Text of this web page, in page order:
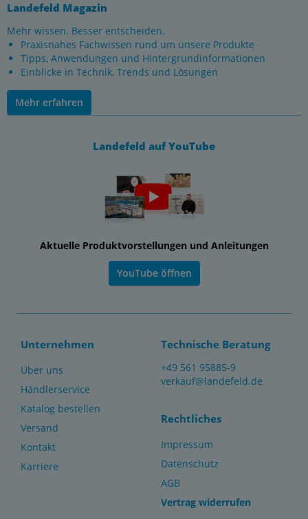
Landefeld Magazin
Mehr wissen. Besser entscheiden.
Praxisnahes Fachwissen rund um unsere Produkte
Tipps, Anwendungen und Hintergrundinformationen
Einblicke in Technik, Trends und Lösungen
Mehr erfahren
Landefeld auf YouTube
Aktuelle Produktvorstellungen und Anleitungen
YouTube öffnen
Unternehmen
Über uns
Händlerservice
Katalog bestellen
Versand
Kontakt
Karriere
Technische Beratung
+49 561 95885-9
verkauf@landefeld.de
Rechtliches
Impressum
Datenschutz
AGB
Vertrag widerrufen